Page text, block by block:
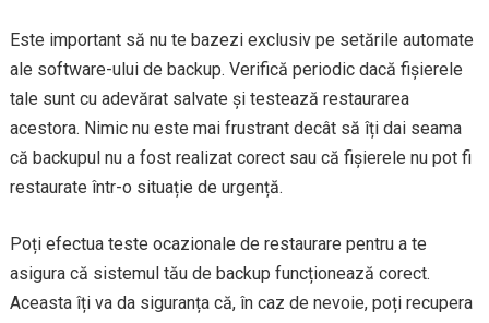
Este important să nu te bazezi exclusiv pe setările automate
ale software-ului de backup. Verifică periodic dacă fișierele
tale sunt cu adevărat salvate și testează restaurarea
acestora. Nimic nu este mai frustrant decât să îți dai seama
că backupul nu a fost realizat corect sau că fișierele nu pot fi
restaurate într-o situație de urgență.
Poți efectua teste ocazionale de restaurare pentru a te
asigura că sistemul tău de backup funcționează corect.
Aceasta îți va da siguranța că, în caz de nevoie, poți recupera